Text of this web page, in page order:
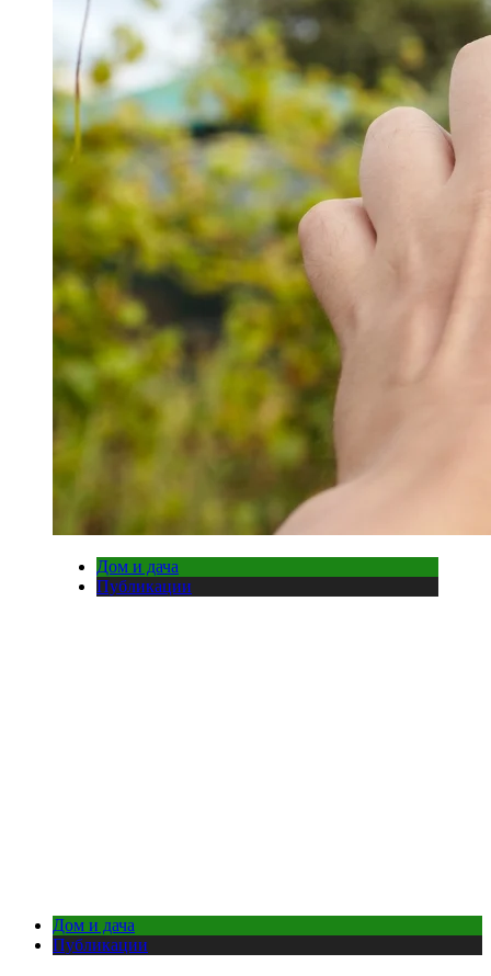
Дом и дача
Публикации
Дом и дача
Публикации